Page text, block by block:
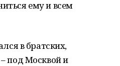
ему и всем
в братских,
под Москвой и